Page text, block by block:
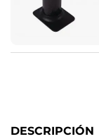
DESCRIPCIÓN